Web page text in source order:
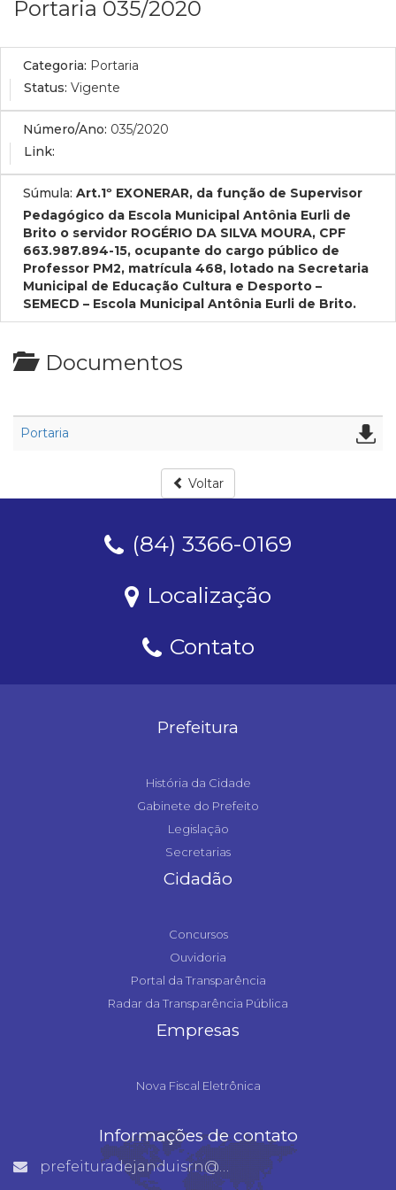
Portaria 035/2020
Categoria: Portaria
Status: Vigente
Número/Ano: 035/2020
Link:
Súmula: Art.1º EXONERAR, da função de Supervisor
Pedagógico da Escola Municipal Antônia Eurli de
Brito o servidor ROGÉRIO DA SILVA MOURA, CPF
663.987.894-15, ocupante do cargo público de
Professor PM2, matrícula 468, lotado na Secretaria
Municipal de Educação Cultura e Desporto –
SEMECD – Escola Municipal Antônia Eurli de Brito.
Documentos
Portaria
Voltar
(84) 3366-0169
Localização
Contato
Prefeitura
História da Cidade
Gabinete do Prefeito
Legislação
Secretarias
Cidadão
Concursos
Ouvidoria
Portal da Transparência
Radar da Transparência Pública
Empresas
Nova Fiscal Eletrônica
Informações de contato
prefeituradejanduisrn@gmail.com